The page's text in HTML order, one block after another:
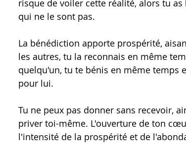
risque de voiler cette réalité, alors tu
qui ne le sont pas.
La bénédiction apporte prospérité,
les autres, tu la reconnais en même
quelqu'un, tu te bénis en même temps
pour lui.
Tu ne peux pas donner sans recevoir,
priver toi-même. L'ouverture de ton
l'intensité de la prospérité et de